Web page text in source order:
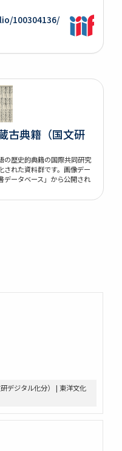
100304136/
古典籍（国文研
の歴史的典籍の国際共同研究
された資料群です。画像デー
データベース」から公開され
デジタル化分） | 東洋文化